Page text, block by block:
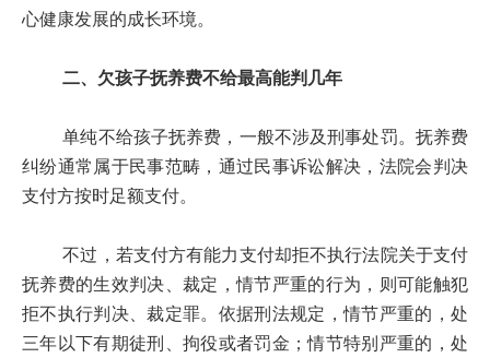
心健康发展的成长环境。
二、欠孩子抚养费不给最高能判几年
单纯不给孩子抚养费，一般不涉及刑事处罚。抚养费
纠纷通常属于民事范畴，通过民事诉讼解决，法院会判决
支付方按时足额支付。
不过，若支付方有能力支付却拒不执行法院关于支付
抚养费的生效判决、裁定，情节严重的行为，则可能触犯
拒不执行判决、裁定罪。依据刑法规定，情节严重的，处
三年以下有期徒刑、拘役或者罚金；情节特别严重的，处